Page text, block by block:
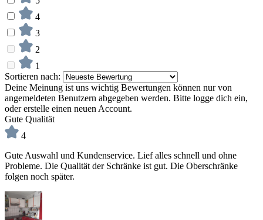
4
3
2
1
Sortieren nach:
Deine Meinung ist uns wichtig Bewertungen können nur von
angemeldeten Benutzern abgegeben werden. Bitte logge dich ein,
oder erstelle einen neuen Account.
Gute Qualität
4
Gute Auswahl und Kundenservice. Lief alles schnell und ohne
Probleme. Die Qualität der Schränke ist gut. Die Oberschränke
folgen noch später.